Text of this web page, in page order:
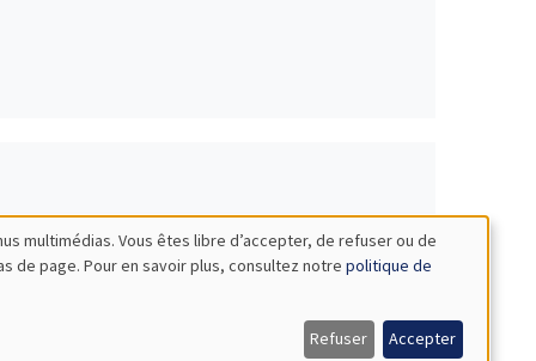
multimédias. Vous êtes libre d’accepter, de refuser ou de
de page. Pour en savoir plus, consultez notre politique de
Refuser Accepter